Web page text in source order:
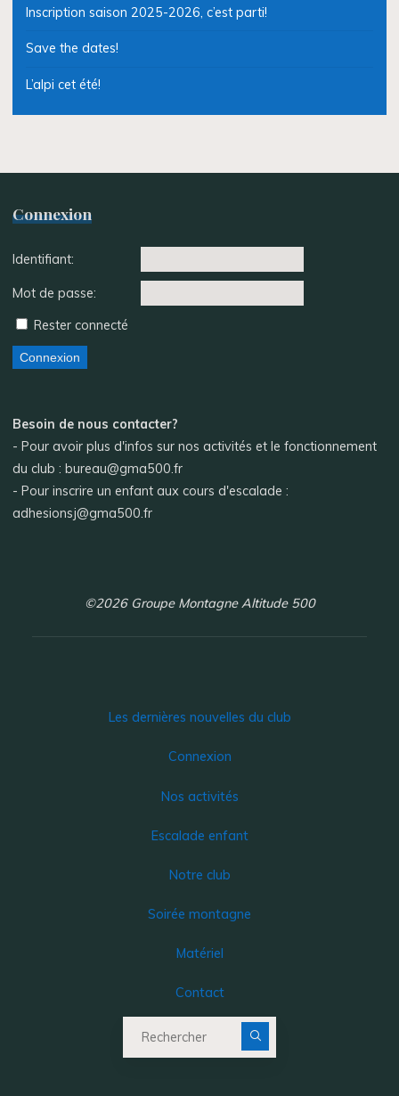
Inscription saison 2025-2026, c’est parti!
Save the dates!
L’alpi cet été!
Connexion
Identifiant:
Mot de passe:
Rester connecté
Connexion
Besoin de nous contacter?
- Pour avoir plus d'infos sur nos activités et le fonctionnement
du club : bureau@gma500.fr
- Pour inscrire un enfant aux cours d'escalade :
adhesionsj@gma500.fr
©2026 Groupe Montagne Altitude 500
Les dernières nouvelles du club
Connexion
Nos activités
Escalade enfant
Notre club
Soirée montagne
Matériel
Contact